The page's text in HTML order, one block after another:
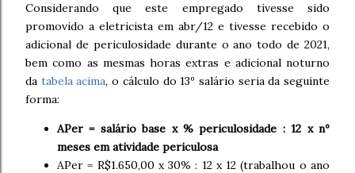
Considerando que este empregado tivesse sido
promovido a eletricista em abr/12 e tivesse recebido o
adicional de periculosidade durante o ano todo de 2021,
bem como as mesmas horas extras e adicional noturno
da tabela acima, o cálculo do 13º salário seria da seguinte
forma:
APer = salário base x % periculosidade : 12 x nº
meses em atividade periculosa
APer = R$1.650,00 x 30% : 12 x 12 (trabalhou o ano